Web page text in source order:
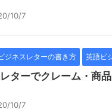
10/7
ジネスレターの書き方 英語ビ
ターでクレーム・商
10/7